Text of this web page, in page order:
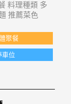
料理種類 多
推薦菜色
聚餐
車位